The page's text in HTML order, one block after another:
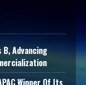
Advancing
Winner Of Its